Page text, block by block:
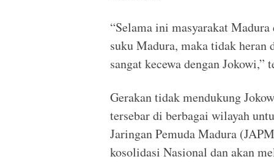
“Selama ini masyarakat
suku Madura, maka tidak
sangat kecewa dengan Jokowi,”
Gerakan tidak mendukung
tersebar di berbagai wilayah
Jaringan Pemuda Madura
kosolidasi Nasional dan akan